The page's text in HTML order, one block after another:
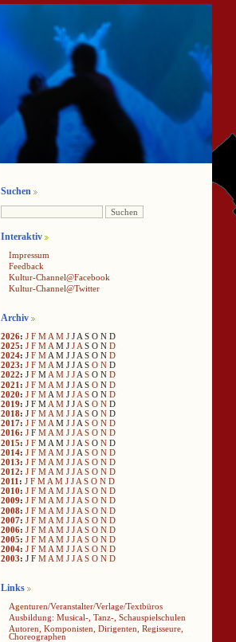
Suchen
Interaktiv
Impressum
Feedback
Kultur-Channel@Facebook
Kultur-Channel@Twitter
Archiv
2026: J F M A M J J A S O N D
2025: J F M A M J J A S O N D
2024: J F M A M J J A S O N D
2023: J F M A M J J A S O N D
2022: J F MA M J JA S O N D
2021 : J F M A M J J A S O N D
2020: J F M A M J J A S O N D
2019: J F M A M J J A S O N D
2018: J F M A M J J A S O N D
2017: J F M A M J J A S O N D
2016: J F M A M J J A S O N D
2015: J F M A M J J A S O N D
2014: J F M A M J J A S O N D
2013: J F M A M J J A S O N D
2012: J F M A M J J A S O N D
2011 : J F M A M J J A S O N D
2010: J F M A M J J A S O N D
2009: J F MA M J JA S O N D
2008: J F M A M J J A S O N D
2007: J F M A M J J A S O N D
2006: J F M A M J J A S O N D
2005: J F M A M J J A S O N D
2004: J F M A M J J A S O N D
2003: J F M A M J J A S O N D
Links
Agenturen/Veranstalter/Verlage/Textbüros
Ausbildung: Musical-, Tanz-, Schauspielschulen
Autoren, Komponisten, Dirigenten, Regisseure,
Choreographen